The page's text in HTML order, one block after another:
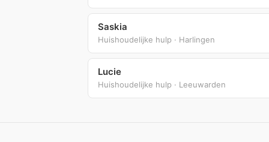
Saskia
Huishoudelijke hulp · Harlingen
Lucie
Huishoudelijke hulp · Leeuwarden